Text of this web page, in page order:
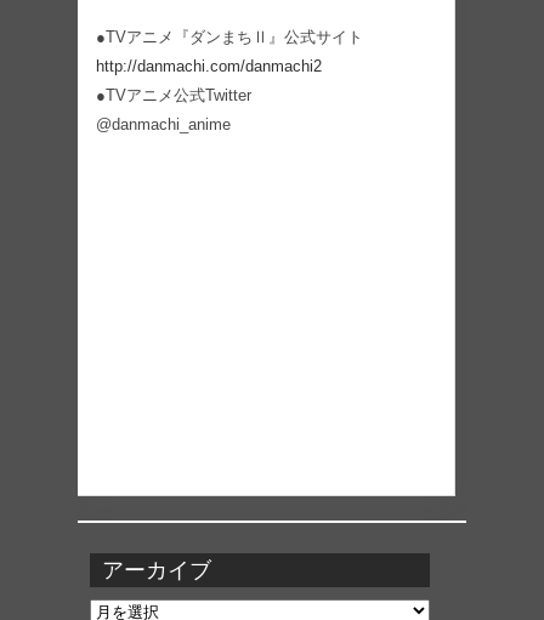
●TVアニメ『ダンまちⅡ』公式サイト
http://danmachi.com/danmachi2
●TVアニメ公式Twitter
@danmachi_anime
アーカイブ
ア